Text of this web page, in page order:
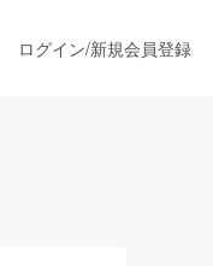
ログイン/新規会員登録